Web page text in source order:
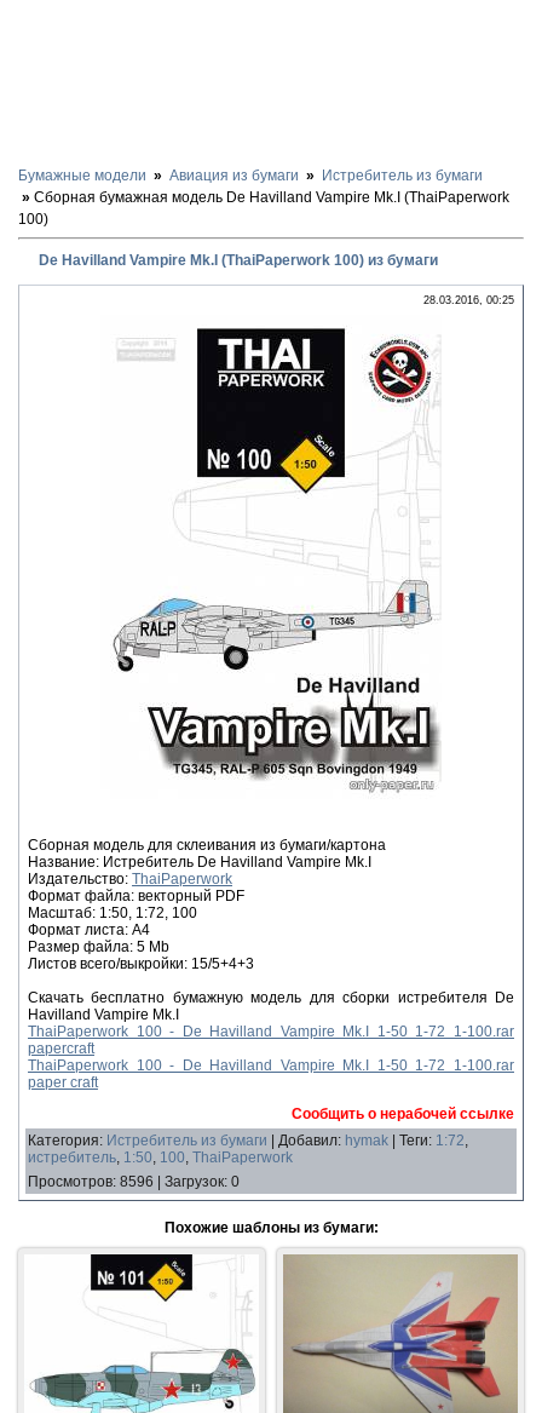
Бумажные модели Авиация из бумаги
Истребитель из бумаги
Сборная бумажная модель De Havilland Vampire Mk.I (ThaiPaperwork
100)
De Havilland Vampire Mk.I (ThaiPaperwork 100) из бумаги
28.03.2016, 00:25
Сборная модель для склеивания из бумаги/картона
Название: Истребитель De Havilland Vampire Mk.I
Издательство: ThaiPaperwork
Формат файла: векторный PDF
Масштаб: 1:50, 1:72, 100
Формат листа: А4
Размер файла: 5 Mb
Листов всего/выкройки: 15/5+4+3
Скачать бесплатно бумажную модель для сборки истребителя De
Havilland Vampire Mk.I
ThaiPaperwork 100 - De Havilland Vampire Mk.I 1-50 1-72 1-100.rar
papercraft
ThaiPaperwork 100 - De Havilland Vampire Mk.I 1-50 1-72 1-100.rar
paper craft
Сообщить о нерабочей ссылке
Категория: Истребитель из бумаги Добавил: hymak Теги: 1:72,
истребитель, 1:50, 100, ThaiPaperwork
Просмотров: 8596 Загрузок: 0
Похожие шаблоны из бумаги: